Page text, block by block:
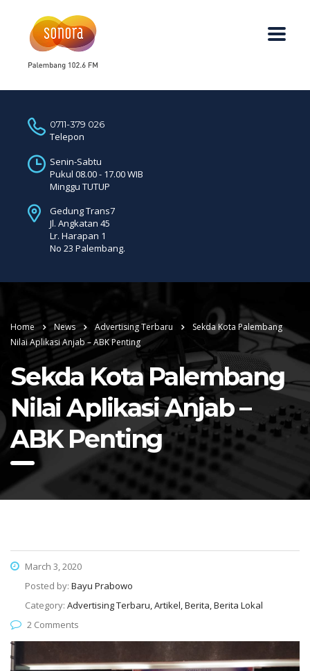
0711-379 026
Telepon
Senin-Sabtu
Pukul 08.00 - 17.00 WIB
Minggu TUTUP
Gedung Trans7
Jl. Angkatan 45
Lr. Harapan 1
No 23 Palembang.
Home News Advertising Terbaru
Sekda Kota Palembang
Nilai Aplikasi Anjab – ABK Penting
Sekda Kota Palembang
Nilai Aplikasi Anjab –
ABK Penting
March 3, 2020
Posted by: Bayu Prabowo
Category: Advertising Terbaru, Artikel, Berita, Berita Lokal
2 Comments